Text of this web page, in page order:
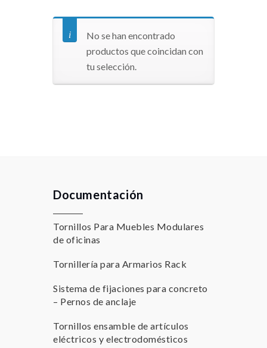
No se han encontrado
productos que coincidan con
tu selección.
Documentación
Tornillos Para Muebles Modulares
de oficinas
Tornillería para Armarios Rack
Sistema de fijaciones para concreto
– Pernos de anclaje
Tornillos ensamble de artículos
eléctricos y electrodomésticos